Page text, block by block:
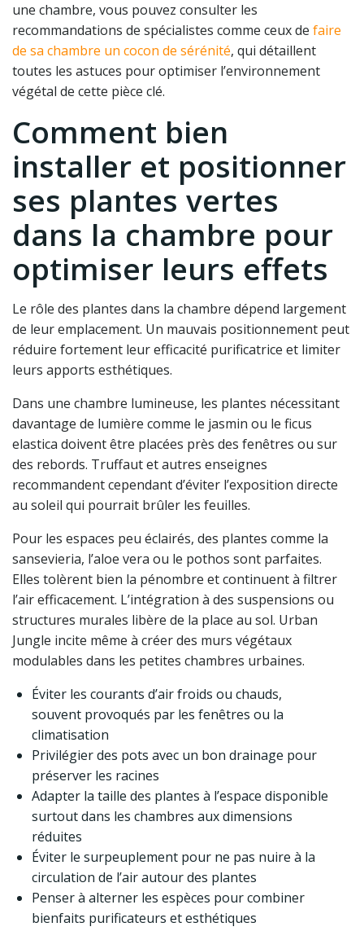
une chambre, vous pouvez consulter les
recommandations de spécialistes comme ceux de faire
de sa chambre un cocon de sérénité, qui détaillent
toutes les astuces pour optimiser l’environnement
végétal de cette pièce clé.
Comment bien
installer et positionner
ses plantes vertes
dans la chambre pour
optimiser leurs effets
Le rôle des plantes dans la chambre dépend largement
de leur emplacement. Un mauvais positionnement peut
réduire fortement leur efficacité purificatrice et limiter
leurs apports esthétiques.
Dans une chambre lumineuse, les plantes nécessitant
davantage de lumière comme le jasmin ou le ficus
elastica doivent être placées près des fenêtres ou sur
des rebords. Truffaut et autres enseignes
recommandent cependant d’éviter l’exposition directe
au soleil qui pourrait brûler les feuilles.
Pour les espaces peu éclairés, des plantes comme la
sansevieria, l’aloe vera ou le pothos sont parfaites.
Elles tolèrent bien la pénombre et continuent à filtrer
l’air efficacement. L’intégration à des suspensions ou
structures murales libère de la place au sol. Urban
Jungle incite même à créer des murs végétaux
modulables dans les petites chambres urbaines.
Éviter les courants d’air froids ou chauds,
souvent provoqués par les fenêtres ou la
climatisation
Privilégier des pots avec un bon drainage pour
préserver les racines
Adapter la taille des plantes à l’espace disponible
surtout dans les chambres aux dimensions
réduites
Éviter le surpeuplement pour ne pas nuire à la
circulation de l’air autour des plantes
Penser à alterner les espèces pour combiner
bienfaits purificateurs et esthétiques